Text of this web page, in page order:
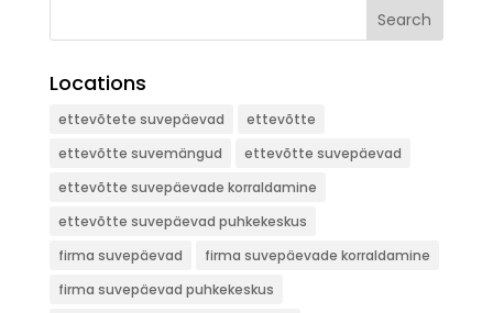
Search
Locations
ettevõtete suvepäevad
ettevõtte
ettevõtte suvemängud
ettevõtte suvepäevad
ettevõtte suvepäevade korraldamine
ettevõtte suvepäevad puhkekeskus
firma suvepäevad
firma suvepäevade korraldamine
firma suvepäevad puhkekeskus